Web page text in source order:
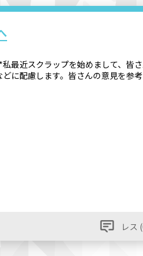
最近スクラップを始めまして、
に配慮します。皆さんの意見を参考
レス